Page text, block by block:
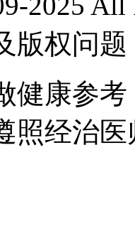
版权问
健康参
照经治医